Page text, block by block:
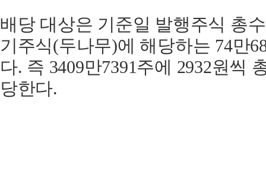
배당 대상은 기준일 발행주식 총
기주식(두나무)에 해당하는 74만
다. 즉 3409만7391주에 2932원씩
당한다.